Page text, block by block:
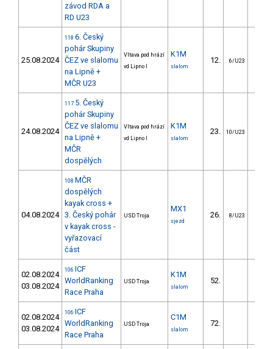
závod RDA a
RD U23
25.08.2024
118 6. Český
pohár Skupiny
ČEZ ve slalomu
na Lipně +
MČR U23
Vltava pod hrází
vd Lipno I
K1M
slalom
12. 6/U23
24.08.2024
117 5. Český
pohár Skupiny
ČEZ ve slalomu
na Lipně +
MČR
dospělých
Vltava pod hrází
vd Lipno I
K1M
slalom
23. 10/U23
04.08.2024
108 MČR
dospělých
kayak cross +
3. Český pohár
v kayak cross -
vyřazovací
část
USD Troja
MX1
sjezd
26. 8/U23
02.08.2024
03.08.2024
106 ICF
WorldRanking
Race Praha
USD Troja
K1M
slalom
52.
02.08.2024
03.08.2024
106 ICF
WorldRanking
Race Praha
USD Troja
C1M
slalom
72.